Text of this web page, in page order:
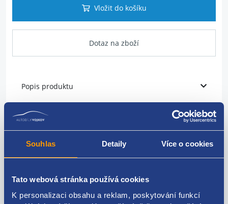
Souhlas Detaily Více o cookies
Tato webová stránka používá cookies
K personalizaci obsahu a reklam, poskytování funkcí
Vložit do košíku
Dotaz na zboží
Popis produktu
vodící lišta skla
umístění: zadní
VAG originál: 1K6839407F